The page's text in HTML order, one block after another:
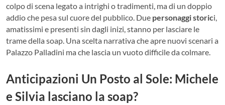
colpo di scena legato a intrighi o tradimenti, ma di un doppio
addio che pesa sul cuore del pubblico. Due personaggi storici,
amatissimi e presenti sin dagli inizi, stanno per lasciare le
trame della soap. Una scelta narrativa che apre nuovi scenari a
Palazzo Palladini ma che lascia un vuoto difficile da colmare.
Anticipazioni Un Posto al Sole: Michele
e Silvia lasciano la soap?